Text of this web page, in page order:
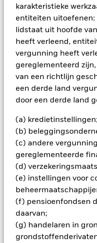
karakteristieke
entiteiten uitoefenen:
lidstaat uit hoofde
heeft verleend,
vergunning heeft
gereglementeerd
van een richtlijn
een derde land
door een derde land
(a) kredietinstellingen;
(b)
(c) andere
gereglementeerde
(d)
(e) instellingen voor
(f) pensioenfondsen
daarvan;
(g) handelaren in
gebruiken derivaten om
gebruik van derivaten
potentieel
andere aandelenklassen
beheermaatschappij van
geschikte procedures
besmettingsrisico voor
het fonds, kunt u een lijst
fonds bekijken –
aandelenklasse.
aandelenklassen met
verkrijgbaar bij de
In de mate waarin het
te reduceren, ontvangt
verbonden inkomsten en
goede aan BlackRock als
verdeling van
exploitatiekosten van het
de lopende kosten